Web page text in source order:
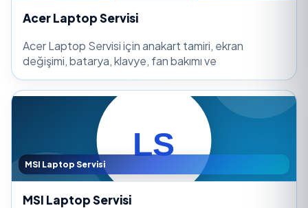
Acer Laptop Servisi
Acer Laptop Servisi için anakart tamiri, ekran
değişimi, batarya, klavye, fan bakımı ve
MSI Laptop Servisi
MSI Laptop Servisi